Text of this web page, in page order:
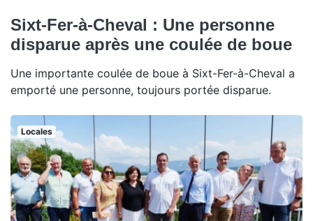
Sixt-Fer-à-Cheval : Une personne
disparue après une coulée de boue
Une importante coulée de boue à Sixt-Fer-à-Cheval a
emporté une personne, toujours portée disparue.
Locales